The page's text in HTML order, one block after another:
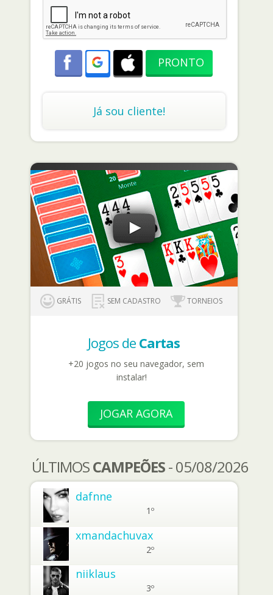
Já sou cliente!
GRÁTIS SEM CADASTRO TORNEIOS
Jogos de Cartas
+20 jogos no seu navegador, sem
instalar!
JOGAR AGORA
ÚLTIMOSCAMPEÕES- 05/08/2026
dafnne
1º
xmandachuvax
2º
niiklaus
3º